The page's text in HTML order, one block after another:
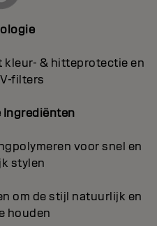
kleur- & hitteprotectie en
filters
voor snel en
stylen
om de stijl natuurlijk en
houden